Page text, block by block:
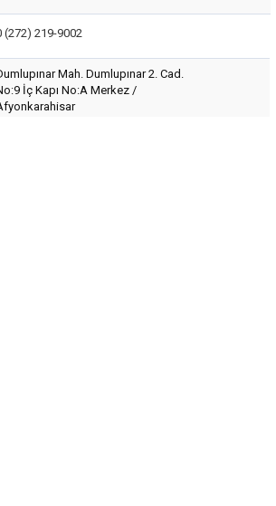
(272) 219-9002
Mah. Dumlupınar 2. Cad.
İç Kapı No:A Merkez /